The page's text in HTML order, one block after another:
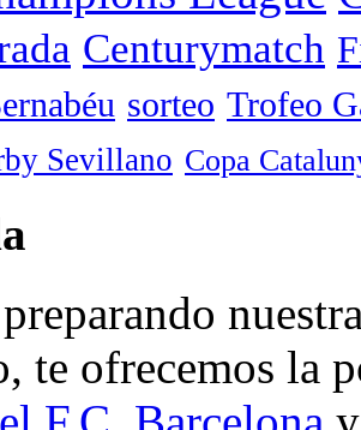
Centurymatch
sorteo Trofeo
Sevillano Copa
te ofrecemos la